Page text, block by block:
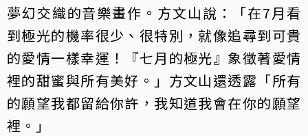
夢幻交織的音樂畫作。方文山說：「在7月看
到極光的機率很少、很特別，就像追尋到可貴
的愛情一樣幸運！『七月的極光』象徵著愛情
裡的甜蜜與所有美好。」方文山還透露「所有
的願望我都留給你許，我知道我會在你的願望
裡。」